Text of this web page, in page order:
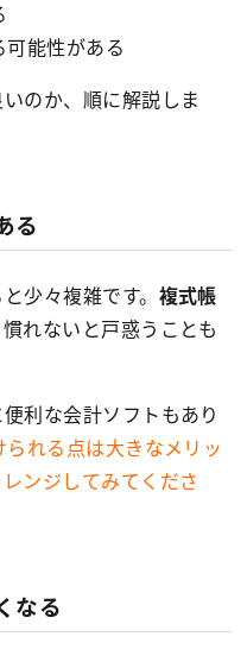
能性がある
のか、順に解説しま
る
少々複雑です。 複式帳
れないと戸惑うことも
利な会計ソフトもあり
れる点は大きなメリッ
ンジしてみてくださ
なる